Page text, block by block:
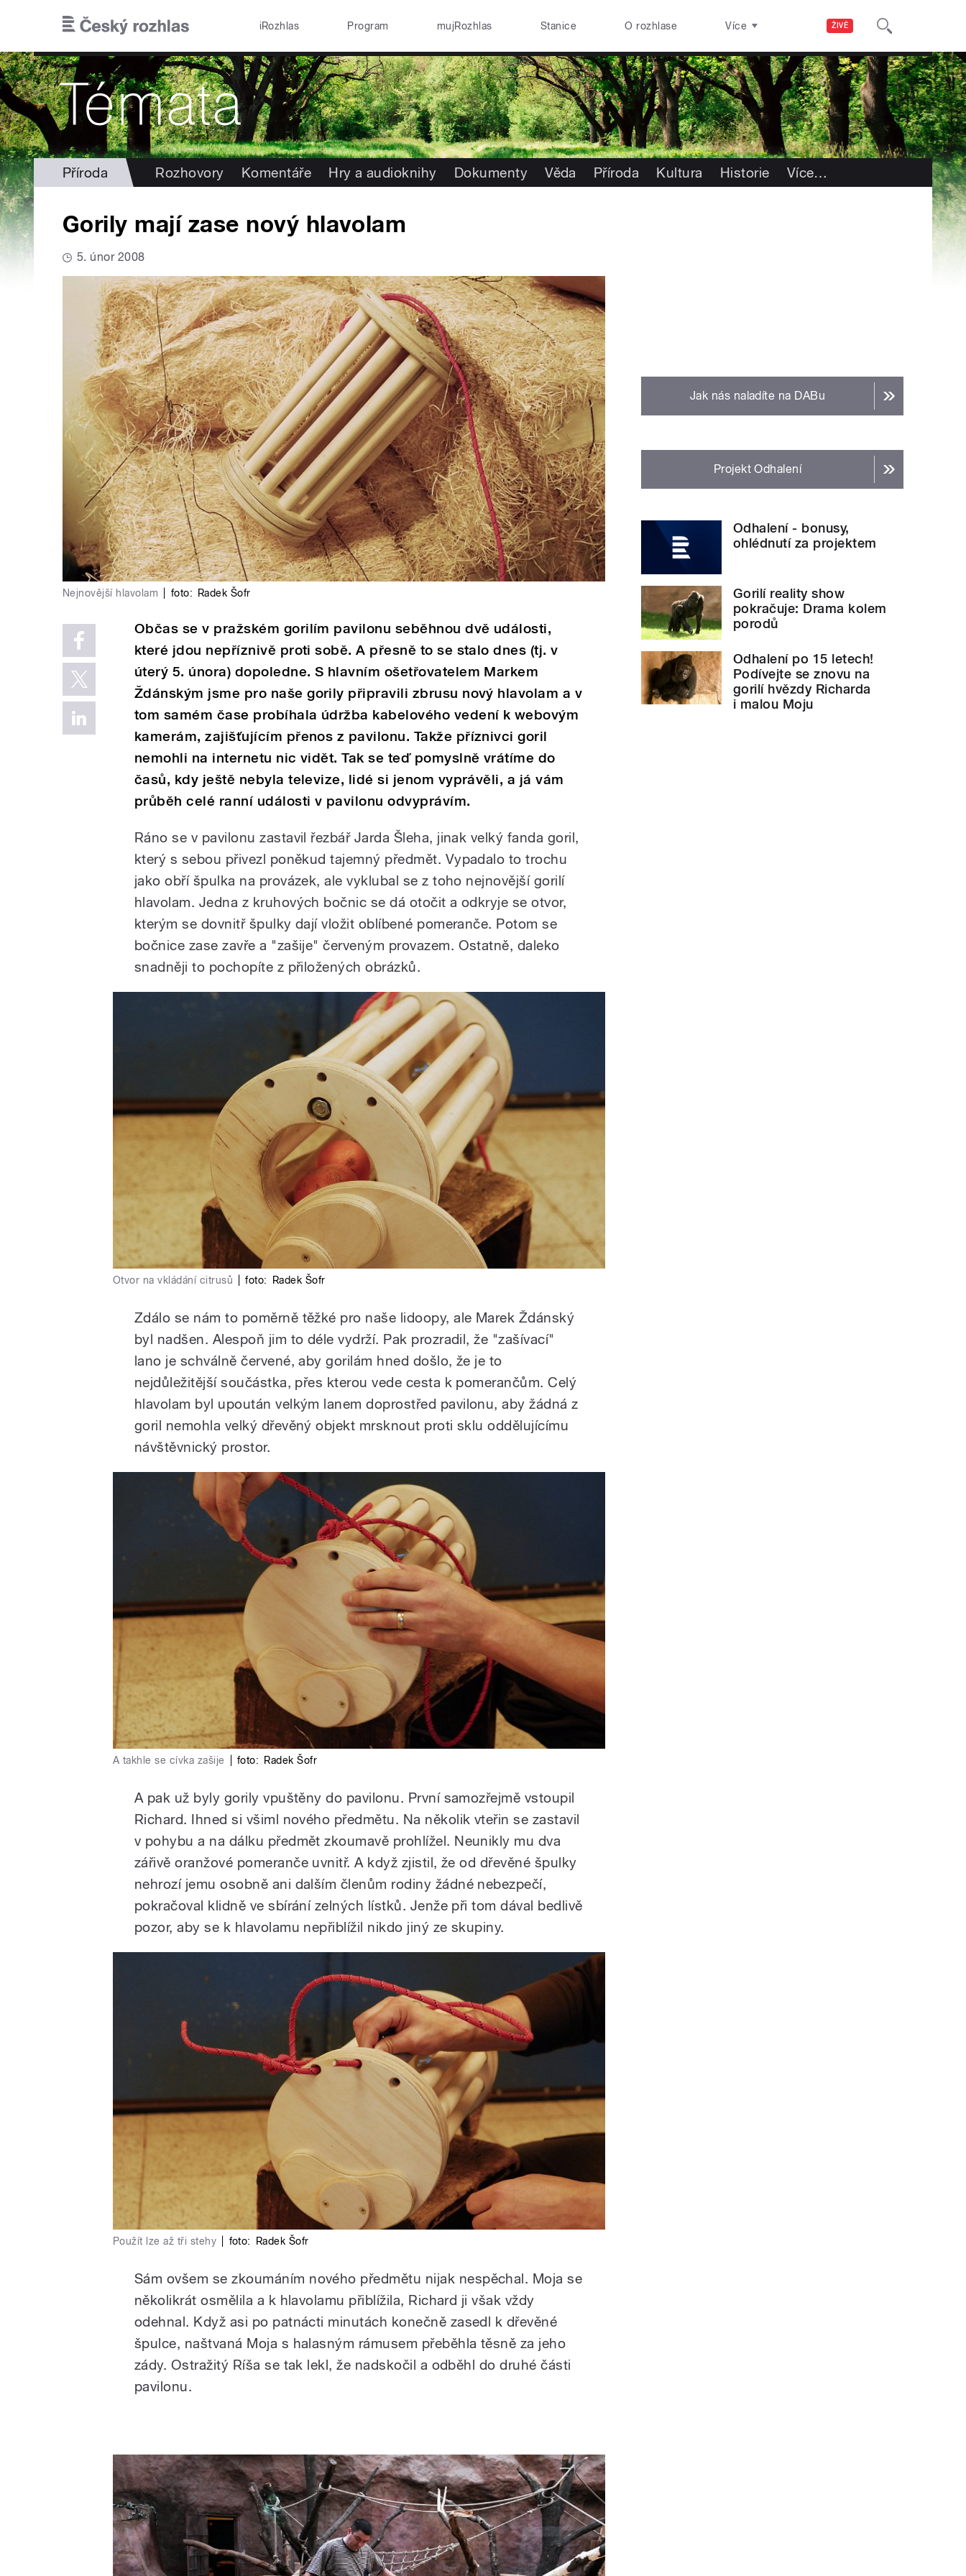
ŽIVĚ
iRozhlas Program mujRozhlas Stanice O rozhlase Více
Příroda Rozhovory Komentáře Hry a audioknihy Dokumenty Věda Příroda Kultura Historie Více…
Gorily mají zase nový hlavolam
5. únor 2008
Nejnovější hlavolam foto: Radek Šofr
Občas se v pražském gorilím pavilonu seběhnou dvě události,
které jdou nepříznivě proti sobě. A přesně to se stalo dnes (tj. v
úterý 5. února) dopoledne. S hlavním ošetřovatelem Markem
Ždánským jsme pro naše gorily připravili zbrusu nový hlavolam a v
tom samém čase probíhala údržba kabelového vedení k webovým
kamerám, zajišťujícím přenos z pavilonu. Takže příznivci goril
nemohli na internetu nic vidět. Tak se teď pomyslně vrátíme do
časů, kdy ještě nebyla televize, lidé si jenom vyprávěli, a já vám
průběh celé ranní události v pavilonu odvyprávím.
Ráno se v pavilonu zastavil řezbář Jarda Šleha, jinak velký fanda goril,
který s sebou přivezl poněkud tajemný předmět. Vypadalo to trochu
jako obří špulka na provázek, ale vyklubal se z toho nejnovější gorilí
hlavolam. Jedna z kruhových bočnic se dá otočit a odkryje se otvor,
kterým se dovnitř špulky dají vložit oblíbené pomeranče. Potom se
bočnice zase zavře a "zašije" červeným provazem. Ostatně, daleko
snadněji to pochopíte z přiložených obrázků.
Otvor na vkládání citrusů foto: Radek Šofr
Zdálo se nám to poměrně těžké pro naše lidoopy, ale Marek Ždánský
byl nadšen. Alespoň jim to déle vydrží. Pak prozradil, že "zašívací"
lano je schválně červené, aby gorilám hned došlo, že je to
nejdůležitější součástka, přes kterou vede cesta k pomerančům. Celý
hlavolam byl upoután velkým lanem doprostřed pavilonu, aby žádná z
goril nemohla velký dřevěný objekt mrsknout proti sklu oddělujícímu
návštěvnický prostor.
A takhle se cívka zašije foto: Radek Šofr
A pak už byly gorily vpuštěny do pavilonu. První samozřejmě vstoupil
Richard. Ihned si všiml nového předmětu. Na několik vteřin se zastavil
v pohybu a na dálku předmět zkoumavě prohlížel. Neunikly mu dva
zářivě oranžové pomeranče uvnitř. A když zjistil, že od dřevěné špulky
nehrozí jemu osobně ani dalším členům rodiny žádné nebezpečí,
pokračoval klidně ve sbírání zelných lístků. Jenže při tom dával bedlivě
pozor, aby se k hlavolamu nepřiblížil nikdo jiný ze skupiny.
Použít lze až tři stehy foto: Radek Šofr
Sám ovšem se zkoumáním nového předmětu nijak nespěchal. Moja se
několikrát osmělila a k hlavolamu přiblížila, Richard ji však vždy
odehnal. Když asi po patnácti minutách konečně zasedl k dřevěné
špulce, naštvaná Moja s halasným rámusem přeběhla těsně za jeho
zády. Ostražitý Ríša se tak lekl, že nadskočil a odběhl do druhé části
pavilonu.
Jak nás naladíte na DABu
Projekt Odhalení
Odhalení - bonusy,
ohlédnutí za projektem
Gorilí reality show
pokračuje: Drama kolem
porodů
Odhalení po 15 letech!
Podívejte se znovu na
gorilí hvězdy Richarda
i malou Moju